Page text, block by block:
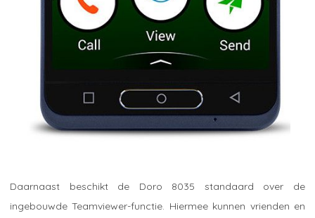
Daarnaast beschikt de Doro 8035 standaard over de
ingebouwde Teamviewer-functie. Hiermee kunnen vrienden en